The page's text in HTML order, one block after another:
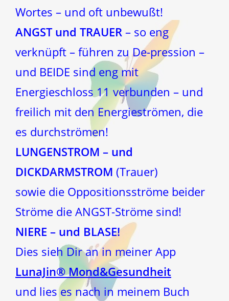
Wortes – und oft unbewußt!
ANGST und TRAUER – so eng
verknüpft – führen zu De-pression –
und BEIDE sind eng mit
Energieschloss 11 verbunden – und
freilich mit den Energieströmen, die
es durchströmen!
LUNGENSTROM – und
DICKDARMSTROM (Trauer)
sowie die Oppositionsströme beider
Ströme die ANGST-Ströme sind!
NIERE – und BLASE!
Dies sieh Dir an in meiner App
LunaJin® Mond&Gesundheit
und lies es nach in meinem Buch